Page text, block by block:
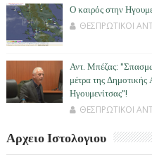
Ο καιρός στην
ΘΕΣΠΡΩΤΙΚΟΙ
Αντ. Μπέζας:
μέτρα της
Ηγουμενίτσας"!
ΘΕΣΠΡΩΤΙΚΟΙ
Αρχειο Ιστολογιου